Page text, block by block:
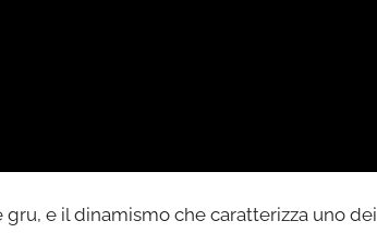
e il dinamismo che caratterizza uno dei